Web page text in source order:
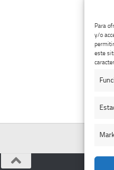
Para
y/o
este